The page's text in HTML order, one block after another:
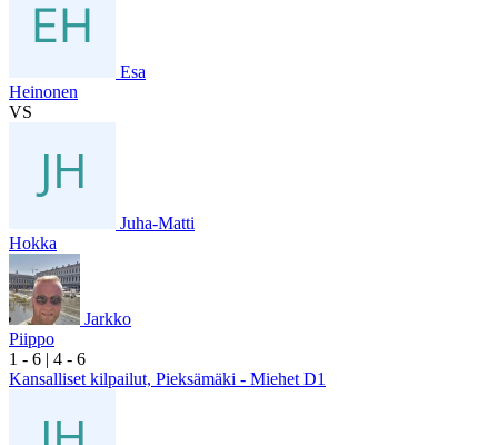
Esa
Heinonen
VS
Juha-Matti
Hokka
Jarkko
Piippo
1 - 6 | 4 - 6
Kansalliset kilpailut, Pieksämäki - Miehet D1